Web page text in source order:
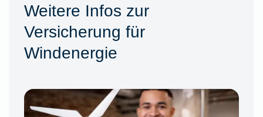
Weitere Infos zur
Versicherung für
Windenergie